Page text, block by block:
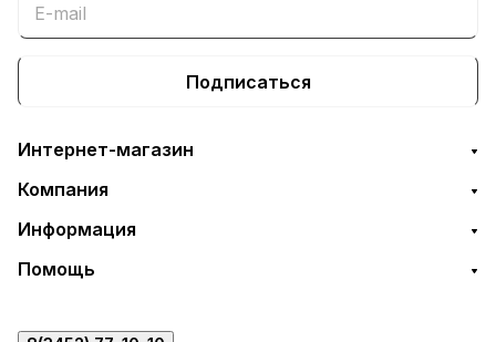
Подписаться
Интернет-магазин
Компания
Информация
Помощь